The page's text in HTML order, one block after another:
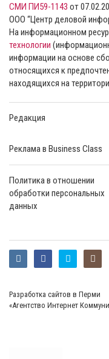
СМИ ПИ59-1143 от
ООО “Центр деловой
На информационном
технологии
информации на основе
относящихся к
находящихся на
Редакция
Реклама в Business Class
Политика в отношении
обработки персональных
данных
Разработка сайтов в Перми
«Агентство Интернет